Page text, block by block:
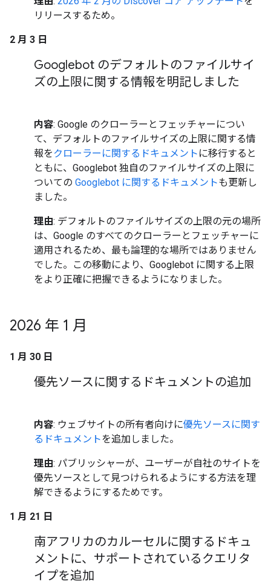
リリースするため。
2 月 3 日
Googlebot のデフォルトのファイルサイ
ズの上限に関する情報を明記しました
内容: Google のクローラーとフェッチャーについ
て、デフォルトのファイルサイズの上限に関する情
報をクローラーに関するドキュメント に移行すると
ともに、Googlebot 独自のファイルサイズの上限に
ついての Googlebot に関するドキュメントも更新し
ました。
理由: デフォルトのファイルサイズの上限の元の場所
は、Google のすべてのクローラーとフェッチャーに
適用されるため、最も論理的な場所ではありません
でした。この移動により、Googlebot に関する上限
をより正確に把握できるようになりました。
2026 年 1 月
1 月 30 日
優先ソースに関するドキュメントの追加
内容: ウェブサイトの所有者向けに優先ソースに関す
るドキュメントを追加しました。
理由: パブリッシャーが、ユーザーが自社のサイトを
優先ソースとして見つけられるようにする方法を理
解できるようにするためです。
1 月 21 日
南アフリカのカルーセルに関するドキュ
メントに、サポートされているクエリタ
イプを追加